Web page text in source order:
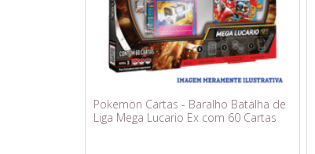
Pokemon Cartas - Baralho Batalha de
Liga Mega Lucario Ex com 60 Cartas